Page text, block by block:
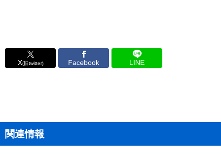
X(旧twitter) Facebook LINE
関連情報